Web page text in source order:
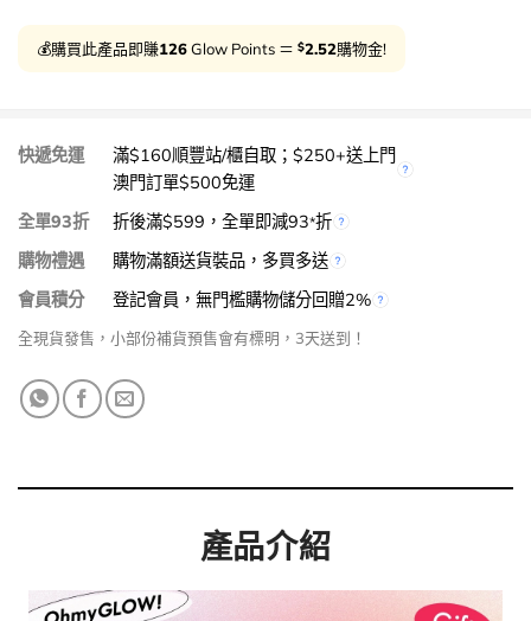
💰購買此產品即賺126Glow Points ＝ $2.52購物金!
快遞免運
滿$160順豐站/櫃自取；$250+送上門
澳門訂單$500免運
全單93折
折後滿$599，全單即減93*折
購物禮遇
購物滿額送貨裝品，多買多送
會員積分
登記會員，無門檻購物儲分回贈2%
全現貨發售，小部份補貨預售會有標明，3天送到！
產品介紹